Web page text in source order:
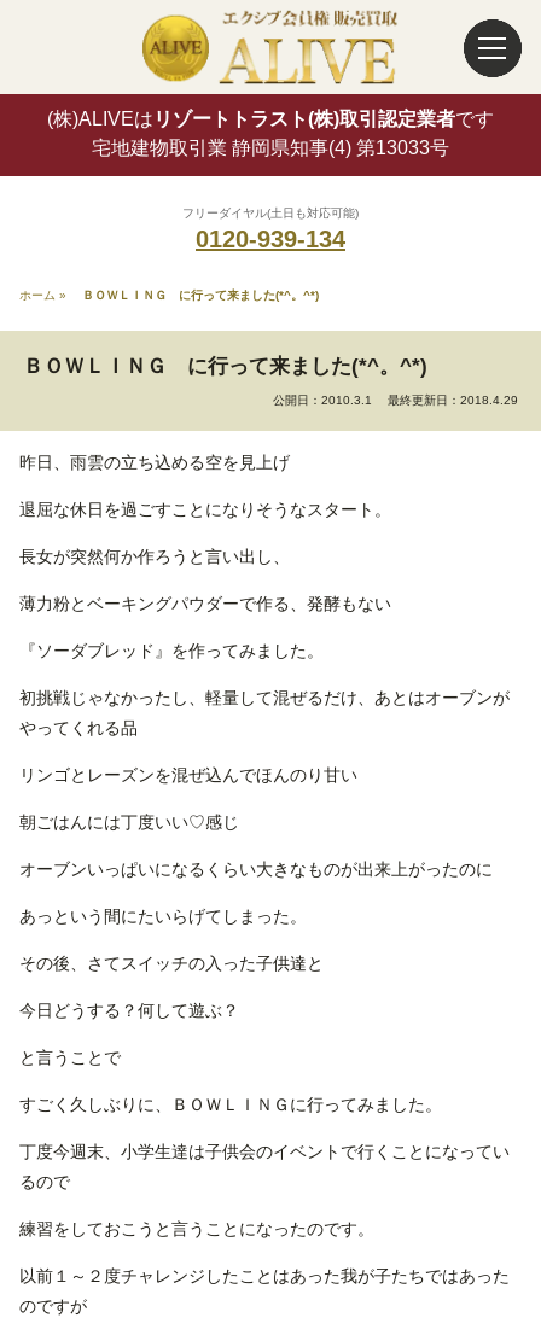
(株)ALIVEは リゾートトラスト(株)取引認定業者です
宅地建物取引業 静岡県知事(4) 第13033号
フリーダイヤル(土日も対応可能)
0120-939-134
ホーム » ＢＯＷＬＩＮＧ に行って来ました(*^。^*)
ＢＯＷＬＩＮＧ に行って来ました(*^。^*)
公開日：2010.3.1 最終更新日：2018.4.29
昨日、雨雲の立ち込める空を見上げ
退屈な休日を過ごすことになりそうなスタート。
長女が突然何か作ろうと言い出し、
薄力粉とベーキングパウダーで作る、発酵もない
『ソーダブレッド』を作ってみました。
初挑戦じゃなかったし、軽量して混ぜるだけ、あとはオーブンが
やってくれる品
リンゴとレーズンを混ぜ込んでほんのり甘い
朝ごはんには丁度いい♡感じ
オーブンいっぱいになるくらい大きなものが出来上がったのに
あっという間にたいらげてしまった。
その後、さてスイッチの入った子供達と
今日どうする？何して遊ぶ？
と言うことで
すごく久しぶりに、ＢＯＷＬＩＮＧに行ってみました。
丁度今週末、小学生達は子供会のイベントで行くことになってい
るので
練習をしておこうと言うことになったのです。
以前１～２度チャレンジしたことはあった我が子たちではあった
のですが